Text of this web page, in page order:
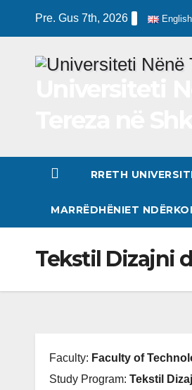
Pre. Gus 7th, 2026 English
RRETH
MARRËDHËNIET
Tekstil Dizajni
Faculty: Faculty of
Study Program: Tekstil